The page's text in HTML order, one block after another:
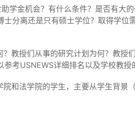
学金机会？有什么条件？是否有大
分离还是只有硕士学位？取得学位
教授们从事的研究计划为何？教授
考USNEWS详细排名以及学校教授
和法学院的学生，主要从学生背景